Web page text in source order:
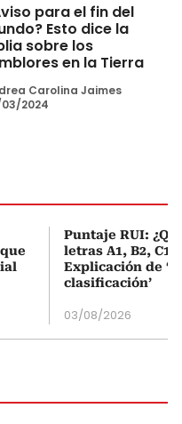
para el fin del
Esto dice la
sobre los
en la Tierra
Carolina Jaimes
2024
Puntaje RUI:
letras A1, B2, C1
Explicación de
clasificación’
03/08/2026